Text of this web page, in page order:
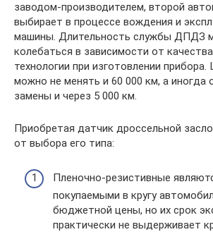
заводом-производителем, второй
выбирает в процессе вождения и
машины. Длительность службы ДПДЗ
колебаться в зависимости от
технологии при изготовлении
можно не менять и 60 000 км, а иногда
замены и через 5 000 км.
Приобретая датчик дроссельной
от выбора его типа:
Пленочно-резистивные
покупаемыми в кругу
бюджетной цены, но их срок
практически не выдерживает